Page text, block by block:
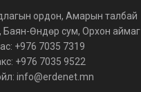
ордон, Амарын талбай
Баян-Өндөр сум, Орхон аймаг
+976 7035 7319
+976 7035 9522
info@erdenet.mn